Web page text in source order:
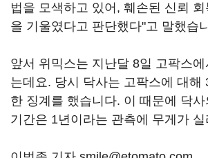
법을 모색하고 있어, 훼손된 신뢰
을 기울였다고 판단했다"고 말했습
앞서 위믹스는 지난달 8일 고팍스
는데요. 당시 닥사는 고팍스에 대해
한 징계를 했습니다. 이 때문에 닥사
기간은 1년이라는 관측에 무게가